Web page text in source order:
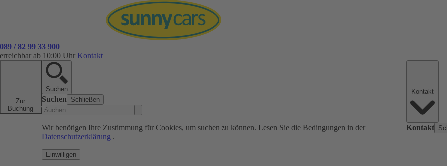
089 / 82 99 33 900
erreichbar ab 10:00 Uhr Kontakt
Zur
Buchung
Suchen
Suchen Schließen
Wir benötigen Ihre Zustimmung für Cookies, um suchen zu können. Lesen Sie die Bedingungen in der
Datenschutzerklärung .
Einwilligen
Kontakt